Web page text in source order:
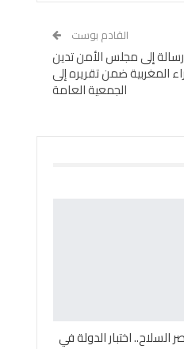
القادم بوست
إلى مجلس الأمن تدين
المغربية ضمن تقريره إلى
الجمعية العامة
السلاح.. اختبار الدولة في